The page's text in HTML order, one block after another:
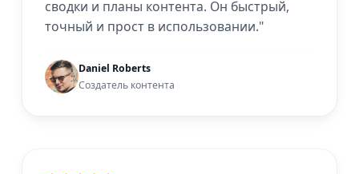
сводки и планы контента. Он быстрый,
точный и прост в использовании."
Daniel Roberts
Создатель контента